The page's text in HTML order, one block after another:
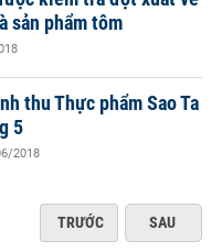
sản phẩm tôm
thu Thực phẩm Sao Ta
5
2018
TRƯỚC SAU